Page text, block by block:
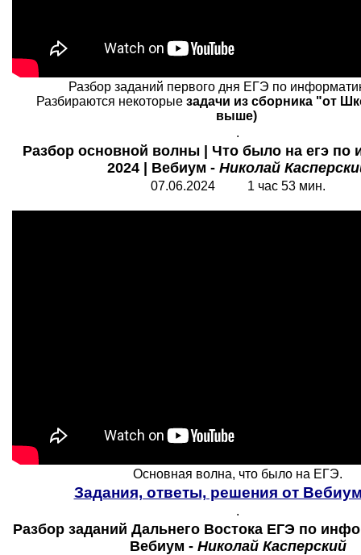
Разбор заданий первого дня ЕГЭ по
Разбираются некоторые задачи из сборника "от
выше)
.
Разбор основной волны | Что было на егэ по
2024 | Вебиум - Николай
07.06.2024 1 час 53 мин.
Основная волна, что было на ЕГЭ.
Задания, ответы, решения от
.
Разбор заданий Дальнего Востока ЕГЭ по
Вебиум - Николай Касперский